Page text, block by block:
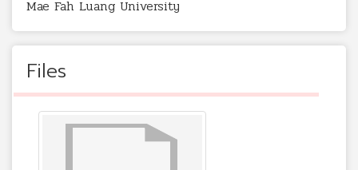
Mae Fah Luang University
Files